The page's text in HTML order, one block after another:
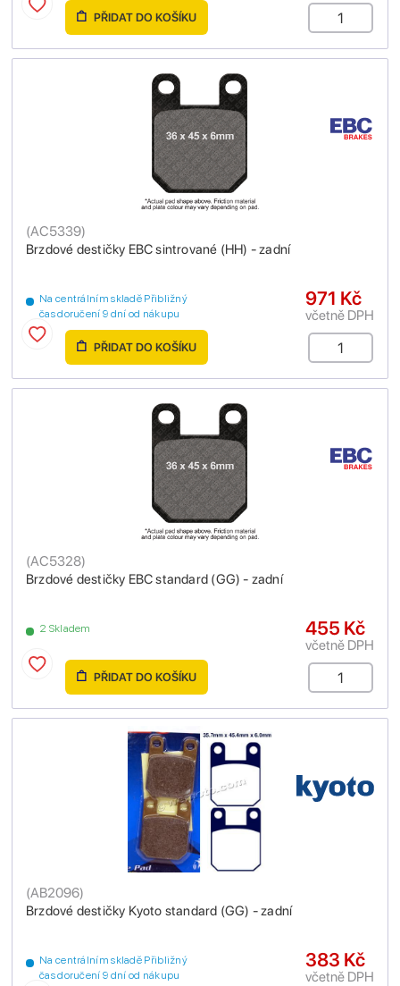
PŘIDAT DO KOŠÍKU
Brzdové destičky EBC sintrované (HH) - zadní
(AC5339)
Na centrálním skladě Přibližný
čas doručení 9 dní od nákupu
971 Kč
včetně DPH
PŘIDAT DO KOŠÍKU
Brzdové destičky EBC standard (GG) - zadní
(AC5328)
2 Skladem 455 Kč
včetně DPH
PŘIDAT DO KOŠÍKU
Brzdové destičky Kyoto standard (GG) - zadní
(AB2096)
Na centrálním skladě Přibližný
čas doručení 9 dní od nákupu
383 Kč
včetně DPH